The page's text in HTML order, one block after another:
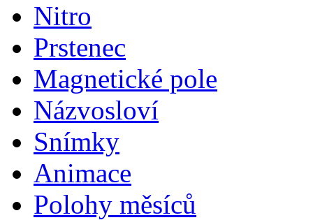
Nitro
Prstenec
Magnetické pole
Názvosloví
Snímky
Animace
Polohy měsíců